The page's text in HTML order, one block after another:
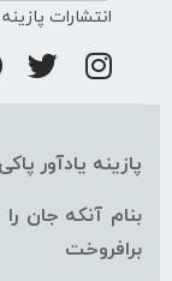
انتشارات
پازینه یادآور
بنام آنکه
برافروخت